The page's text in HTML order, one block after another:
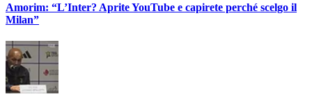
Amorim: “L’Inter? Aprite YouTube e capirete perché scelgo il
Milan”